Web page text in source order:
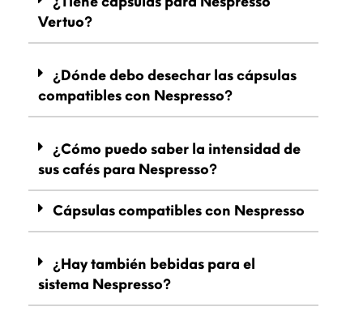
Vertuo?
¿Dónde debo desechar las cápsulas
compatibles con Nespresso?
¿Cómo puedo saber la intensidad de
sus cafés para Nespresso?
Cápsulas compatibles con Nespresso
¿Hay también bebidas para el
sistema Nespresso?